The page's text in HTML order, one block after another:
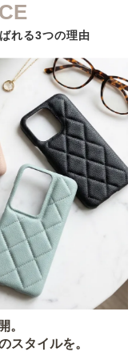
れる3つの理由
。
スタイルを。